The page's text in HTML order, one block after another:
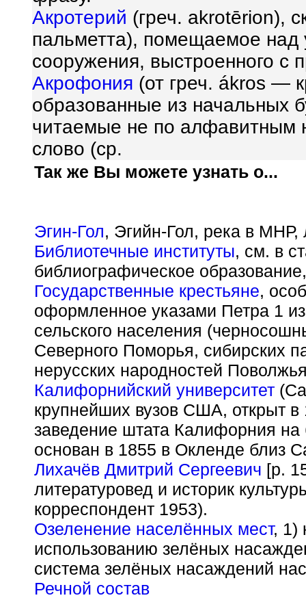
Акротерий (греч. akrotērion),
пальметта), помещаемое над
сооружения, выстроенного с
Акрофония (от греч. ákros —
образованные из начальных
читаемые не по алфавитным
слово (ср.
Так же Вы можете узнать о...
Эгин-Гол, Эгийн-Гол, река в МНР,
Библиотечные институты, см. в
библиографическое
Государственные крестьяне,
оформленное указами Петра 1
сельского населения
Северного Поморья, сибирских
нерусских народностей
Калифорнийский университет
крупнейших вузов США, открыт
заведение штата Калифорния
основан в 1855 в Окленде близ
Лихачёв Дмитрий Сергеевич [р.
литературовед и историк
корреспондент 1953).
Озеленение населённых мест, 1)
использованию зелёных
система зелёных насаждений
Речной состав